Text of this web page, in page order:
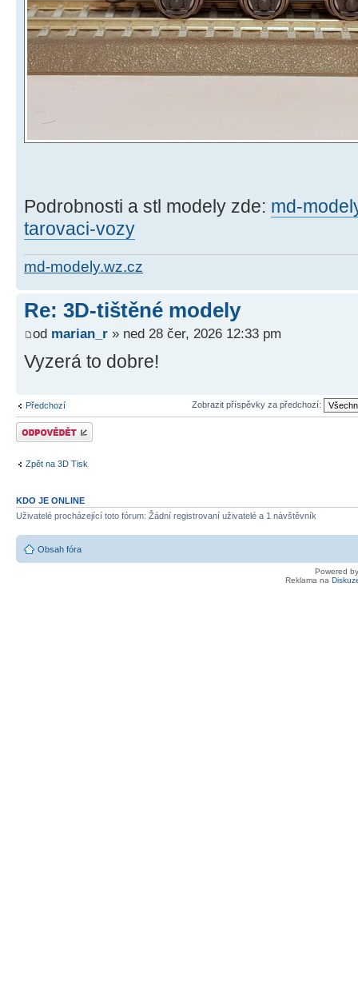
Podrobnosti a stl modely zde: md-
tarovaci-vozy
md-modely.wz.cz
Re: 3D-tištěné modely
od marian_r » ned 28 čer, 2026 12:33 pm
Vyzerá to dobre!
Předchozí Zobrazit příspěvky za předchozí:
Odeslat odpověď
Zpět na 3D Tisk
KDO JE ONLINE
Uživatelé procházející toto fórum: Žádní registrovaní uživatelé a 1 návštěvník
Obsah fóra
Powered
Reklama na